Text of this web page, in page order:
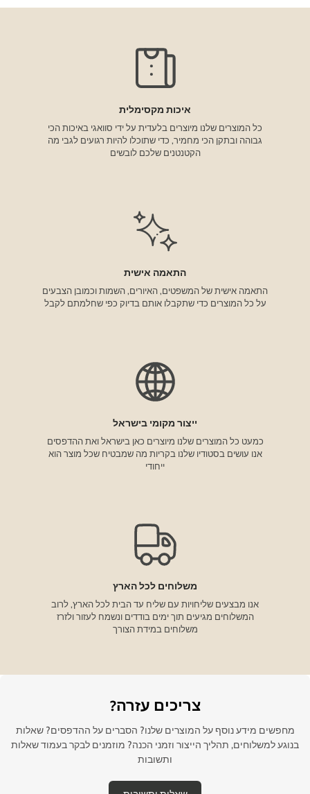
איכות מקסימלית
כל המוצרים שלנו מיוצרים בלעדית על ידי סוואגי באיכות הכי
גבוהה ובתקן הכי מחמיר, כדי שתוכלו להיות רגועים לגבי מה
הקטנטנים שלכם לובשים
התאמה אישית
התאמה אישית של המשפטים, האיורים, השמות וכמובן הצבעים
על כל המוצרים כדי שתקבלו אותם בדיוק כפי שחלמתם לקבל
ייצור מקומי בישראל
כמעט כל המוצרים שלנו מיוצרים כאן בישראל ואת ההדפסים
אנו עושים בסטודיו שלנו בקריות מה שמבטיח שכל מוצר הוא
ייחודי
משלוחים לכל הארץ
אנו מבצעים שליחויות עם שליח עד הבית לכל הארץ, לרוב
המשלוחים מגיעים תוך ימים בודדים ונשמח לעזור ולזרז
משלוחים במידת הצורך
צריכים עזרה?
מחפשים מידע נוסף על המוצרים שלנו? הסברים על ההדפסים? שאלות
בנוגע למשלוחים, תהליך הייצור וזמני הכנה? מוזמנים לבקר בעמוד שאלות
ותשובות